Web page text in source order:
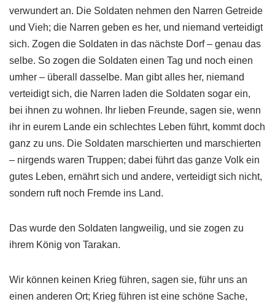
verwundert an. Die Soldaten nehmen den Narren Getreide
und Vieh; die Narren geben es her, und niemand verteidigt
sich. Zogen die Soldaten in das nächste Dorf – genau das
selbe. So zogen die Soldaten einen Tag und noch einen
umher – überall dasselbe. Man gibt alles her, niemand
verteidigt sich, die Narren laden die Soldaten sogar ein,
bei ihnen zu wohnen. Ihr lieben Freunde, sagen sie, wenn
ihr in eurem Lande ein schlechtes Leben führt, kommt doch
ganz zu uns. Die Soldaten marschierten und marschierten
– nirgends waren Truppen; dabei führt das ganze Volk ein
gutes Leben, ernährt sich und andere, verteidigt sich nicht,
sondern ruft noch Fremde ins Land.
Das wurde den Soldaten langweilig, und sie zogen zu
ihrem König von Tarakan.
Wir können keinen Krieg führen, sagen sie, führ uns an
einen anderen Ort; Krieg führen ist eine schöne Sache,